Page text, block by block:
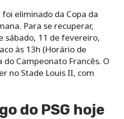
eliminado da Copa da
Para se recuperar,
sábado, 11 de fevereiro,
às 13h (Horário de
do Campeonato Francês. O
no Stade Louis II, com
do PSG hoje